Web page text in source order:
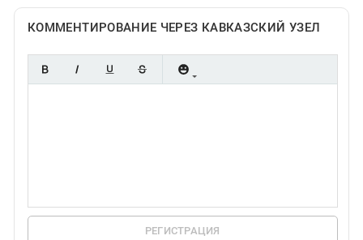
КОММЕНТИРОВАНИЕ ЧЕРЕЗ КАВКАЗСКИЙ УЗЕЛ
РЕГИСТРАЦИЯ